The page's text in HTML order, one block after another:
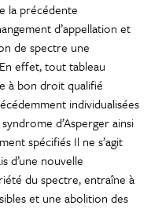
la précédente
d’appellation et
de spectre une
effet, tout tableau
à bon droit qualifié
individualisées
d’Asperger ainsi
spécifiés Il ne s’agit
d’une nouvelle
du spectre, entraîne à
et une abolition des